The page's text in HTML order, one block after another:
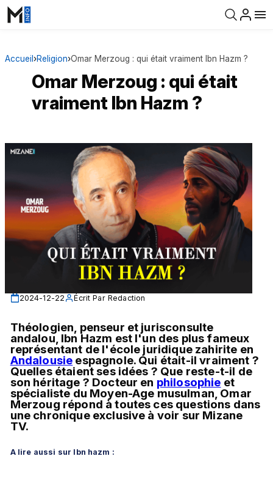
Accueil ›Religion›Omar Merzoug : qui était vraiment Ibn Hazm ?
Omar Merzoug : qui était
vraiment Ibn Hazm ?
2024-12-22 Écrit Par Redaction
Théologien, penseur et jurisconsulte
andalou, Ibn Hazm est l'un des plus fameux
Andalousie espagnole. Qui était-il vraiment ?
Quelles étaient ses idées ? Que reste-t-il de
son héritage ? Docteur en philosophie et
spécialiste du Moyen-Age musulman, Omar
Merzoug répond à toutes ces questions dans
une chronique exclusive à voir sur Mizane
TV.
A lire aussi sur Ibn hazm :